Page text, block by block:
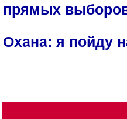
прямых
Охана: я пойду